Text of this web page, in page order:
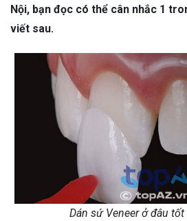
Nội, bạn đọc có thể cân nhắc 1
viết sau.
Dán sứ Veneer ở đâu tốt